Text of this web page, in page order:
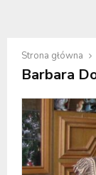
Strona główna
Barbara